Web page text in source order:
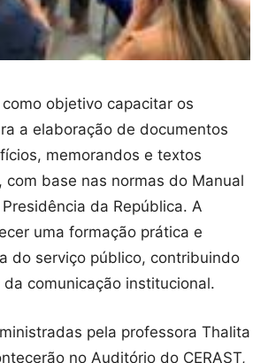
objetivo capacitar os
a elaboração de documentos
memorandos e textos
com base nas normas do Manual
da República. A
uma formação prática e
do serviço público, contribuindo
da comunicação institucional.
pela professora Thalita
no Auditório do CERAST,